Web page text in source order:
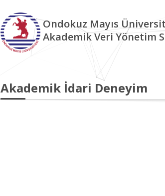
Ondokuz Mayıs
Akademik Veri Yönetim
Akademik İdari Deneyim